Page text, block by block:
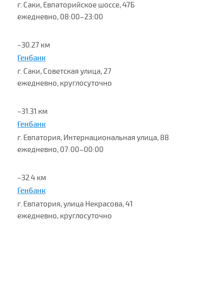
г. Саки, Евпаторийское шоссе, 47Б
ежедневно, 08:00–23:00
~30.27 км
Генбанк
г. Саки, Советская улица, 27
ежедневно, круглосуточно
~31.31 км
Генбанк
г. Евпатория, Интернациональная улица, 88
ежедневно, 07:00–00:00
~32.4 км
Генбанк
г. Евпатория, улица Некрасова, 41
ежедневно, круглосуточно